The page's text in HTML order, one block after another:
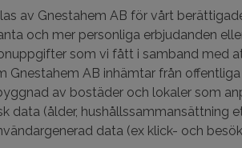
av Gnestahem AB för vårt
och mer personliga erbjudanden
som vi fått i samband
AB inhämtar från
av bostäder och lokaler som
data (ålder,
data (ex klick- och